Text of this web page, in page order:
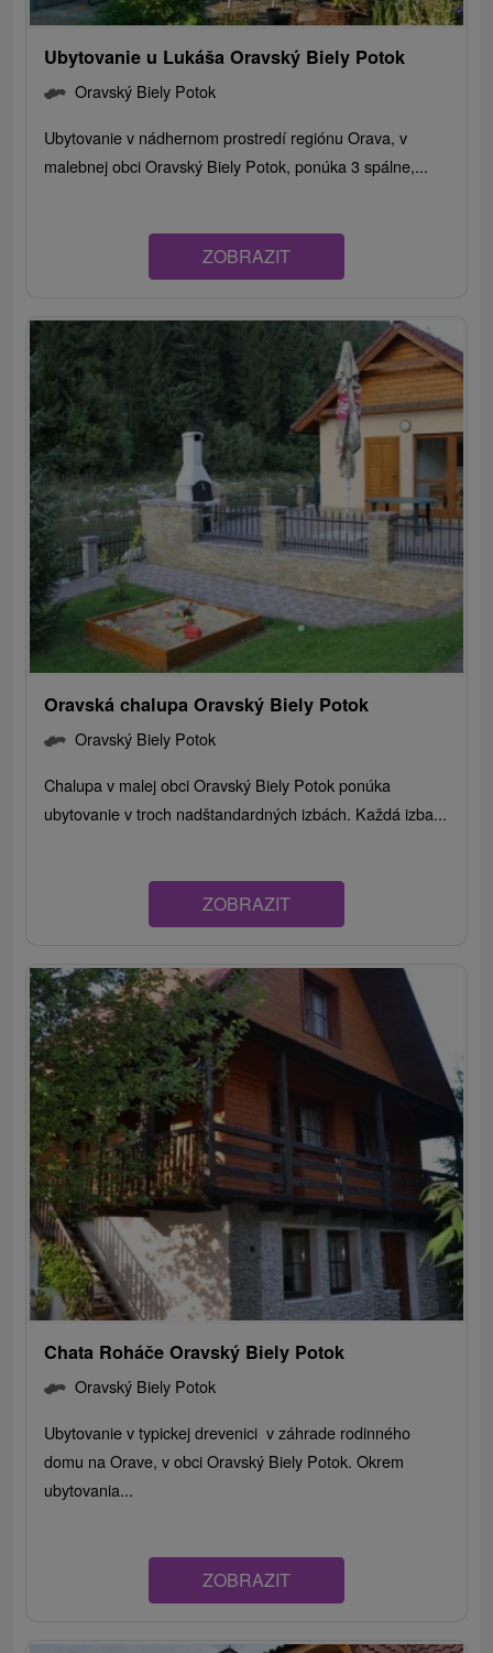
Ubytovanie u Lukáša Oravský Biely Potok
Oravský Biely Potok
Ubytovanie v nádhernom prostredí regiónu Orava, v
malebnej obci Oravský Biely Potok, ponúka 3 spálne,...
ZOBRAZIT
Oravská chalupa Oravský Biely Potok
Oravský Biely Potok
Chalupa v malej obci Oravský Biely Potok ponúka
ubytovanie v troch nadštandardných izbách. Každá izba...
ZOBRAZIT
Chata Roháče Oravský Biely Potok
Oravský Biely Potok
Ubytovanie v typickej drevenici v záhrade rodinného
domu na Orave, v obci Oravský Biely Potok. Okrem
ubytovania...
ZOBRAZIT